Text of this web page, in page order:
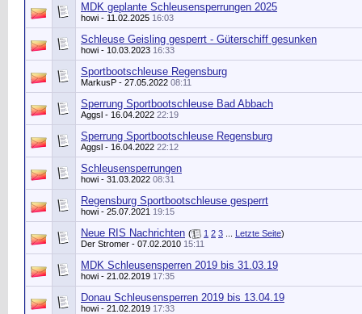
MDK geplante Schleusensperrungen 2025
howi - 11.02.2025 16:03
Schleuse Geisling gesperrt - Güterschiff gesunken
howi - 10.03.2023 16:33
Sportbootschleuse Regensburg
MarkusP - 27.05.2022 08:11
Sperrung Sportbootschleuse Bad Abbach
Aggsl - 16.04.2022 22:19
Sperrung Sportbootschleuse Regensburg
Aggsl - 16.04.2022 22:12
Schleusensperrungen
howi - 31.03.2022 08:31
Regensburg Sportbootschleuse gesperrt
howi - 25.07.2021 19:15
Neue RIS Nachrichten ( 1 2 3 Letzte Seite)
Der Stromer - 07.02.2010 15:11
MDK Schleusensperren 2019 bis 31.03.19
howi - 21.02.2019 17:35
Donau Schleusensperren 2019 bis 13.04.19
howi - 21.02.2019 17:33